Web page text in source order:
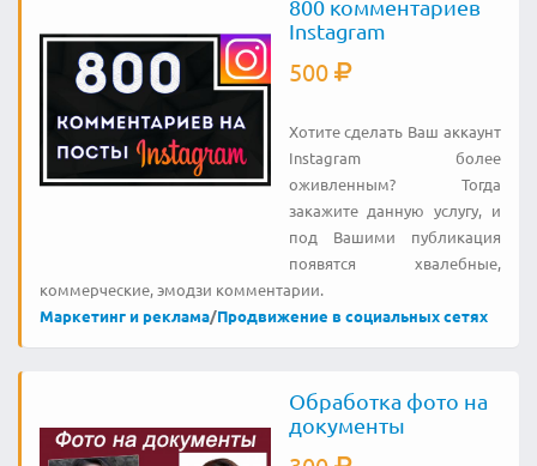
800 комментариев
Instagram
500
Хотите сделать Ваш аккаунт
Instagram более
оживленным? Тогда
закажите данную услугу, и
под Вашими публикация
появятся хвалебные,
коммерческие, эмодзи комментарии.
Маркетинг и реклама/Продвижение в социальных сетях
Обработка фото на
документы